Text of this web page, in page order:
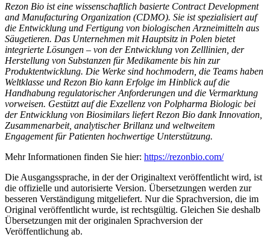
Rezon Bio ist eine wissenschaftlich basierte Contract Development
and Manufacturing Organization (CDMO). Sie ist spezialisiert auf
die Entwicklung und Fertigung von biologischen Arzneimitteln aus
Säugetieren. Das Unternehmen mit Hauptsitz in Polen bietet
integrierte Lösungen – von der Entwicklung von Zelllinien, der
Herstellung von Substanzen für Medikamente bis hin zur
Produktentwicklung. Die Werke sind hochmodern, die Teams haben
Weltklasse und Rezon Bio kann Erfolge im Hinblick auf die
Handhabung regulatorischer Anforderungen und die Vermarktung
vorweisen. Gestützt auf die Exzellenz von Polpharma Biologic bei
der Entwicklung von Biosimilars liefert Rezon Bio dank Innovation,
Zusammenarbeit, analytischer Brillanz und weltweitem
Engagement für Patienten hochwertige Unterstützung.
Mehr Informationen finden Sie hier: https://rezonbio.com/
Die Ausgangssprache, in der der Originaltext veröffentlicht wird, ist
die offizielle und autorisierte Version. Übersetzungen werden zur
besseren Verständigung mitgeliefert. Nur die Sprachversion, die im
Original veröffentlicht wurde, ist rechtsgültig. Gleichen Sie deshalb
Übersetzungen mit der originalen Sprachversion der
Veröffentlichung ab.